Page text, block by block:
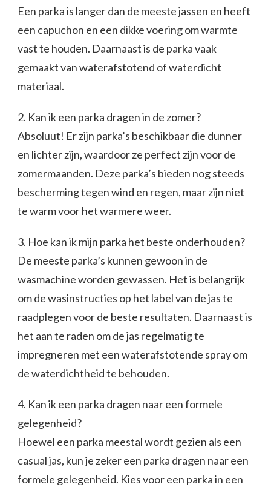
Een parka is langer dan de meeste jassen en heeft
een capuchon en een dikke voering om warmte
vast te houden. Daarnaast is de parka vaak
gemaakt van waterafstotend of waterdicht
materiaal.
2. Kan ik een parka dragen in de zomer?
Absoluut! Er zijn parka’s beschikbaar die dunner
en lichter zijn, waardoor ze perfect zijn voor de
zomermaanden. Deze parka’s bieden nog steeds
bescherming tegen wind en regen, maar zijn niet
te warm voor het warmere weer.
3. Hoe kan ik mijn parka het beste onderhouden?
De meeste parka’s kunnen gewoon in de
wasmachine worden gewassen. Het is belangrijk
om de wasinstructies op het label van de jas te
raadplegen voor de beste resultaten. Daarnaast is
het aan te raden om de jas regelmatig te
impregneren met een waterafstotende spray om
de waterdichtheid te behouden.
4. Kan ik een parka dragen naar een formele
gelegenheid?
Hoewel een parka meestal wordt gezien als een
casual jas, kun je zeker een parka dragen naar een
formele gelegenheid. Kies voor een parka in een